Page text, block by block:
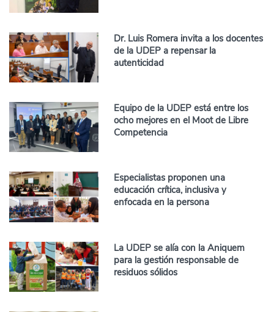
Dr. Luis Romera invita a los docentes
de la UDEP a repensar la
autenticidad
Equipo de la UDEP está entre los
ocho mejores en el Moot de Libre
Competencia
Especialistas proponen una
educación crítica, inclusiva y
enfocada en la persona
La UDEP se alía con la Aniquem
para la gestión responsable de
residuos sólidos